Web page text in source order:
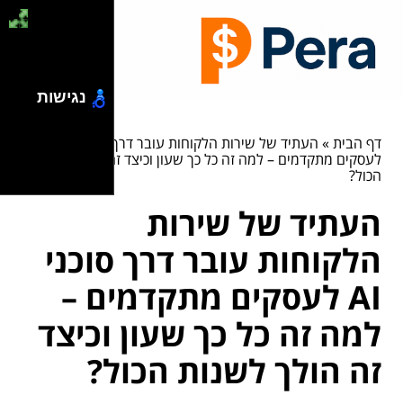
דף הבית»
לעסקים מתקדמים – למה זה כל כך שעון וכיצד זה הולך לשנות
הכול?
העתיד של שירות
הלקוחות עובר דרך סוכני
AI לעסקים מתקדמים –
למה זה כל כך שעון וכיצד
זה הולך לשנות הכול?
נגישות